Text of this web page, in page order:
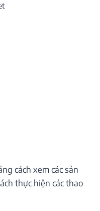
cách xem các sản
thực hiện các thao